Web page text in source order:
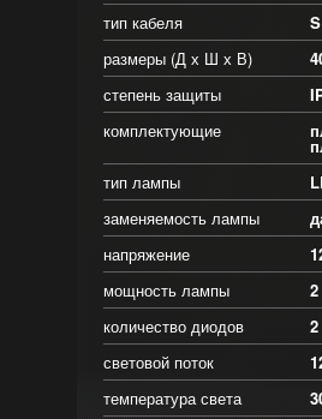
тип кабеля
размеры (Д х Ш х В)
степень защиты
комплектующие
тип лампы
заменяемость лампы
напряжение
мощность лампы
количество диодов
2
световой поток
температура света